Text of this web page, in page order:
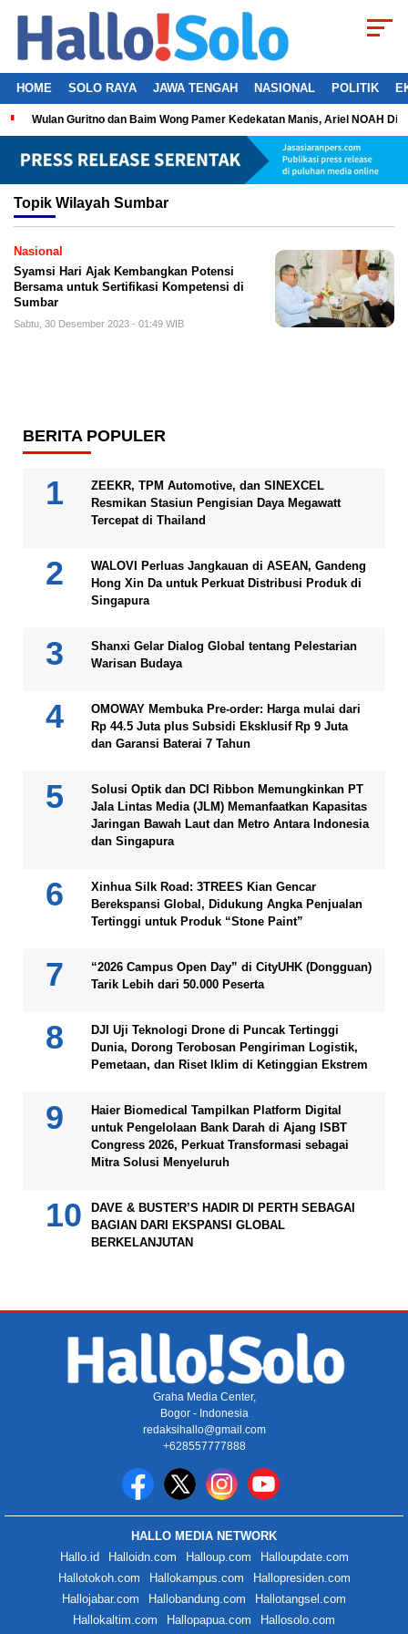
HOME SOLO RAYA JAWA TENGAH NASIONAL POLITIK
Wulan Guritno dan Baim Wong Pamer Kedekatan Manis, Ariel NOAH
Topik Wilayah Sumbar
Nasional
Syamsi Hari Ajak Kembangkan Potensi
Bersama untuk Sertifikasi Kompetensi di
Sumbar
Sabtu, 30 Desember 2023 - 01:49 WIB
BERITA POPULER
ZEEKR, TPM Automotive, dan SINEXCEL
Resmikan Stasiun Pengisian Daya Megawatt
Tercepat di Thailand
WALOVI Perluas Jangkauan di ASEAN, Gandeng
Hong Xin Da untuk Perkuat Distribusi Produk di
Singapura
Shanxi Gelar Dialog Global tentang Pelestarian
Warisan Budaya
OMOWAY Membuka Pre-order: Harga mulai dari
Rp 44.5 Juta plus Subsidi Eksklusif Rp 9 Juta
dan Garansi Baterai 7 Tahun
Solusi Optik dan DCI Ribbon Memungkinkan PT
Jala Lintas Media (JLM) Memanfaatkan Kapasitas
Jaringan Bawah Laut dan Metro Antara Indonesia
dan Singapura
Xinhua Silk Road: 3TREES Kian Gencar
Berekspansi Global, Didukung Angka Penjualan
Tertinggi untuk Produk “Stone Paint”
“2026 Campus Open Day” di CityUHK (Dongguan)
Tarik Lebih dari 50.000 Peserta
DJI Uji Teknologi Drone di Puncak Tertinggi
Dunia, Dorong Terobosan Pengiriman Logistik,
Pemetaan, dan Riset Iklim di Ketinggian Ekstrem
Haier Biomedical Tampilkan Platform Digital
untuk Pengelolaan Bank Darah di Ajang ISBT
Congress 2026, Perkuat Transformasi sebagai
Mitra Solusi Menyeluruh
DAVE & BUSTER’S HADIR DI PERTH SEBAGAI
BAGIAN DARI EKSPANSI GLOBAL
BERKELANJUTAN
Graha Media Center,
Bogor - Indonesia
redaksihallo@gmail.com
+628557777888
HALLO MEDIA NETWORK
Hallo.id
Halloidn.com Halloup.com
Halloupdate.com
Hallotokoh.com
Hallokampus.com
Hallopresiden.com
Hallojabar.com
Hallobandung.com
Hallotangsel.com
Hallokaltim.com
Hallopapua.com Hallosolo.com